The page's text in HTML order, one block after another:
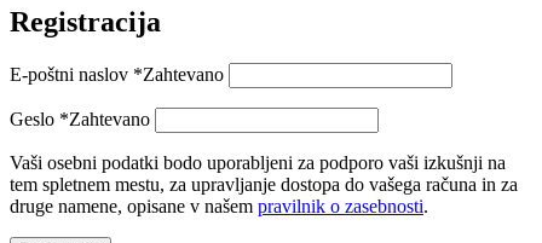
Registracija
E-poštni naslov *Zahtevano
Geslo *Zahtevano
Vaši osebni podatki bodo uporabljeni za podporo vaši izkušnji na
tem spletnem mestu, za upravljanje dostopa do vašega računa in za
druge namene, opisane v našem pravilnik o zasebnosti.